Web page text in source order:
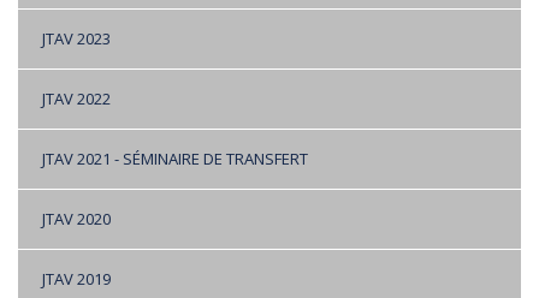
JTAV 2023
JTAV 2022
JTAV 2021 - SÉMINAIRE DE TRANSFERT
JTAV 2020
JTAV 2019